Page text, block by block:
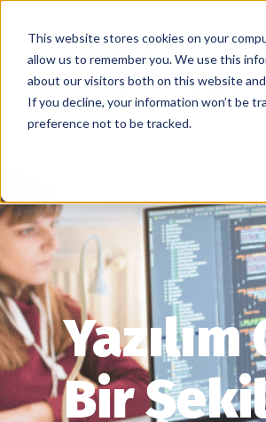
This website stores cookies on your
allow us to remember you. We use this
about our visitors both on this website
If you decline, your information won’t be
preference not to be tracked.
Bir